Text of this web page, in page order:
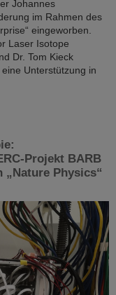
Johannes
im Rahmen des
eingeworben.
Laser Isotope
Dr. Tom Kieck
Unterstützung in
Projekt BARB
Physics“